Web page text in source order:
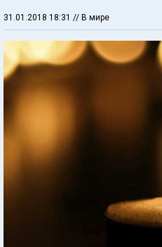
31.01.2018 18:31 // В мире